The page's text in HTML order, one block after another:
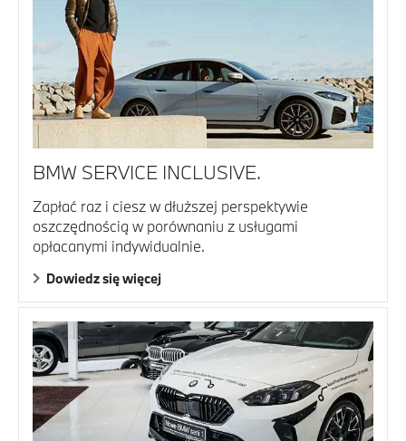
BMW SERVICE INCLUSIVE.
Zapłać raz i ciesz w dłuższej perspektywie
oszczędnością w porównaniu z usługami
opłacanymi indywidualnie.
Dowiedz się więcej